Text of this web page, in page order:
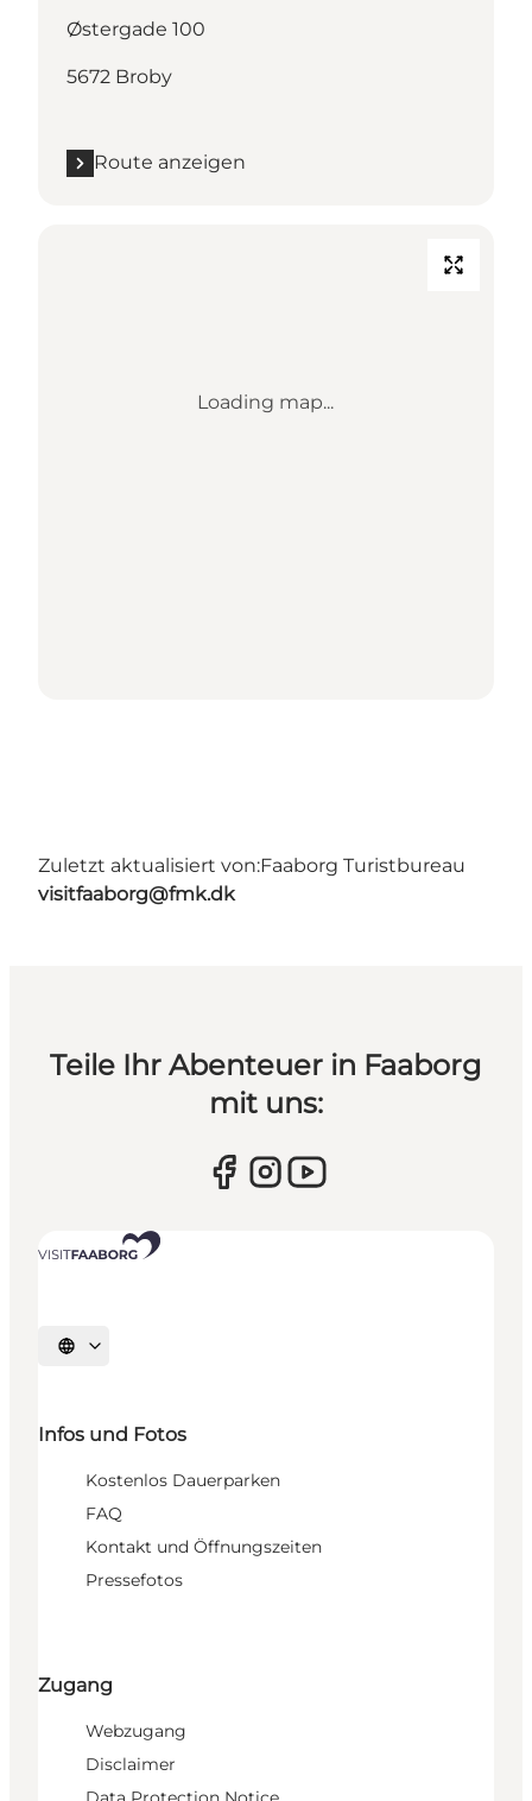
Østergade 100
5672 Broby
Route anzeigen
Loading map...
Zuletzt aktualisiert von:Faaborg Turistbureau
visitfaaborg@fmk.dk
Teile Ihr Abenteuer in Faaborg
mit uns:
Sprache auswählen
Infos und Fotos
Kostenlos Dauerparken
FAQ
Kontakt und Öffnungszeiten
Pressefotos
Zugang
Webzugang
Disclaimer